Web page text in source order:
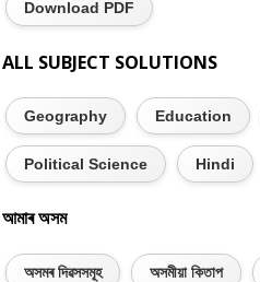
Download PDF
ALL SUBJECT SOLUTIONS
Geography Education
Political Science Hindi
আমাৰ অসম
অসমৰ দিৱসসমূহ অসমীয়া কিতাপ